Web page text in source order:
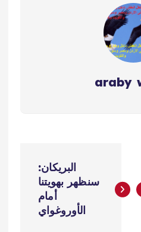
araby
البريكان:
سنظهر بهويتنا
أمام
الأوروغواي